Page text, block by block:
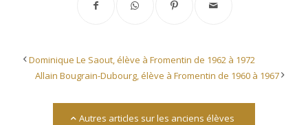
Dominique Le Saout, élève à Fromentin de 1962 à 1972
Allain Bougrain-Dubourg, élève à Fromentin de 1960 à 1967
Autres articles sur les anciens élèves